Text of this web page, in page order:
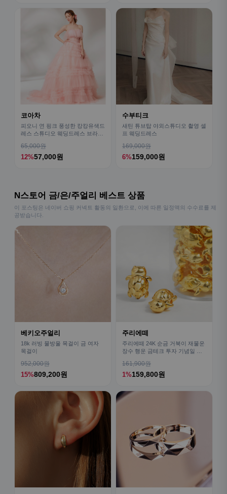
코아차
피오니 연 핑크 풍성한 캉캉유색드
레스 스튜디오 웨딩드레스 브라이
65,000원
12%57,000원
수부티크
새틴 튜브탑 야외스튜디오 촬영 셀
프 웨딩드레스
169,000원
6%159,000원
N스토어 금/은/주얼리 베스트 상품
이 포스팅은 네이버 쇼핑 커넥트 활동의 일환으로, 이에 따른 일정액의 수수료를 제
공받습니다.
베키오주얼리
18k 러빙 물방울 목걸이 금 여자
목걸이
952,000원
15%809,200원
주리에떼
주리에떼 24K 순금 거북이 재물운
장수 행운 금테크 투자 기념일 선
161,900원
1%159,800원